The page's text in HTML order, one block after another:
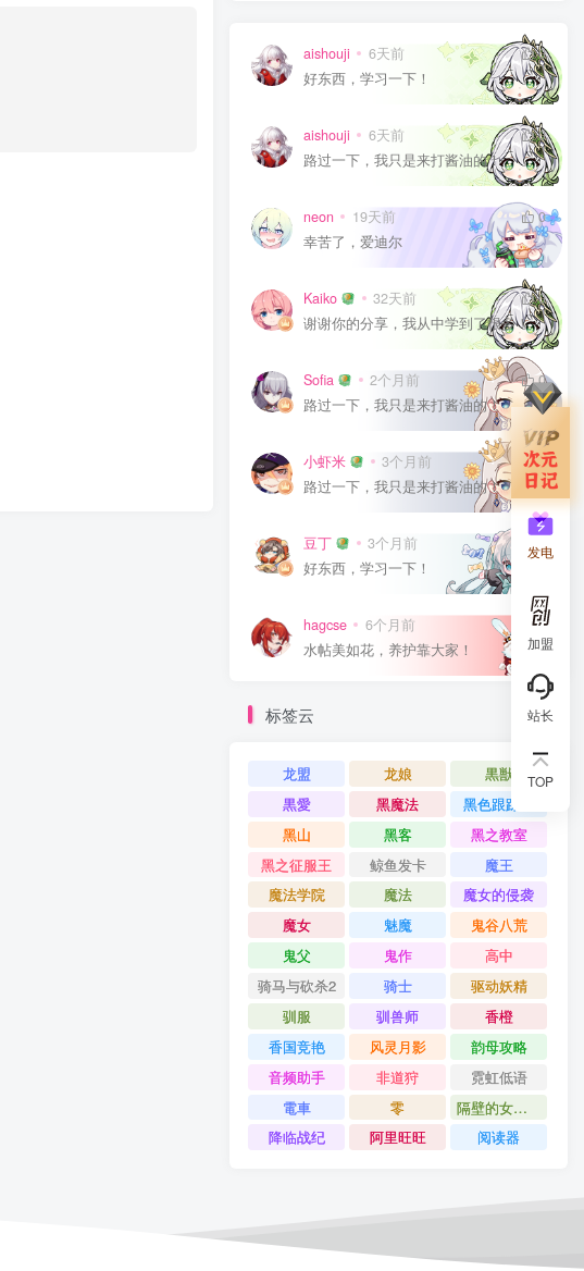
aishouji 6天前
0
好东西，学习一下！
aishouji 6天前
0
路过一下，我只是来打酱油的！
neon 19天前
0
幸苦了，爱迪尔
Kaiko 32天前
0
谢谢你的分享，我从中学到了很多！
Sofia 2个月前
0
路过一下，我只是来打酱油的！
小虾米 3个月前
0
路过一下，我只是来打酱油的！
豆丁 3个月前
0
好东西，学习一下！
hagcse 6个月前
0
水帖美如花，养护靠大家！
标签云
龙盟 龙娘
黒獣
黒愛
黑魔法
黑色跟踪狂
黑山
黑客
黑之教室
黑之征服王
鲸鱼发卡
魔王
魔法学院
魔法
魔女的侵袭
魔女
魅魔
鬼谷八荒
鬼父
鬼作
高中
骑马与砍杀2
骑士
驱动妖精
驯服
驯兽师
香橙
香国竞艳
风灵月影
韵母攻略
音频助手
非道狩
霓虹低语
電車
零
隔壁的女主播
降临战纪
阿里旺旺 阅读器
发电
加盟
站长
TOP